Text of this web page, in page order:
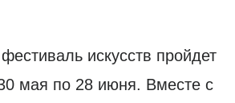
искусств пройдет
мая по 28 июня. Вместе с